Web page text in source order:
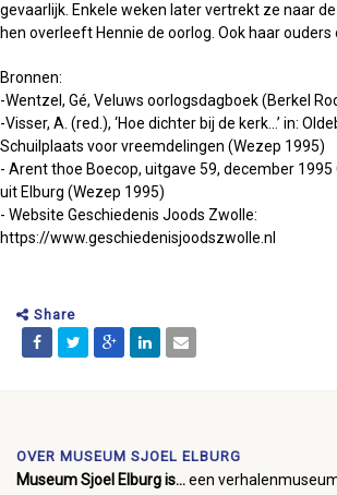
gevaarlijk. Enkele weken later vertrekt ze naar
hen overleeft Hennie de oorlog. Ook haar ouders
Bronnen:
-Wentzel, Gé, Veluws oorlogsdagboek (Berkel
-Visser, A. (red.), ‘Hoe dichter bij de kerk…’ in:
Schuilplaats voor vreemdelingen (Wezep 1995)
- Arent thoe Boecop, uitgave 59, december
uit Elburg (Wezep 1995)
- Website Geschiedenis Joods Zwolle:
https://www.geschiedenisjoodszwolle.nl
Share
OVER MUSEUM SJOEL ELBURG
Museum Sjoel Elburg is...een